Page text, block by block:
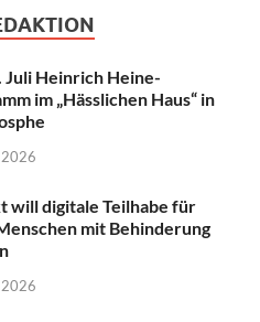
Juli Heinrich Heine-
im „Hässlichen Haus“ in
2026
will digitale Teilhabe für
mit Behinderung
2026